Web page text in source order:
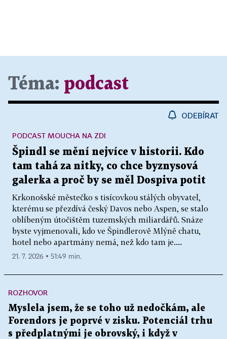
Téma: podcast
ODEBÍRAT
Špindl se mění nejvíce v historii. Kdo
tam tahá za nitky, co chce byznysová
galerka a proč by se měl Dospiva potit
Krkonošské městečko s tisícovkou stálých obyvatel,
kterému se přezdívá český Davos nebo Aspen, se stalo
oblíbeným útočištěm tuzemských miliardářů. Snáze
byste vyjmenovali, kdo ve Špindlerově Mlýně chatu,
hotel nebo apartmány nemá, než kdo tam je....
PODCAST MOUCHA NA ZDI
21. 7. 2026 ▪ 51:49 min.
ROZHOVOR
Myslela jsem, že se toho už nedočkám, ale
Forendors je poprvé v zisku. Potenciál trhu
s předplatnými je obrovský, i když v